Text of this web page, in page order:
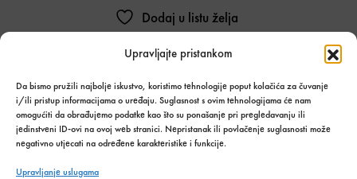
Upravljajte pristankom
Da bismo pružili najbolje iskustvo, koristimo tehnologije poput kolačića za čuvanje
i/ili pristup informacijama o uređaju. Suglasnost s ovim tehnologijama će nam
omogućiti da obrađujemo podatke kao što su ponašanje pri pregledavanju ili
jedinstveni ID-ovi na ovoj web stranici. Nepristanak ili povlačenje suglasnosti može
negativno utjecati na određene karakteristike i funkcije.
Upravljanje uslugama
Dodaj u listu želja
SKU:9774
Kategorija: Novo,Pločice
Podijeli s prijateljima: